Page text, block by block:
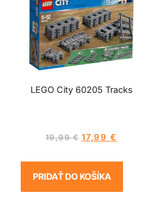
LEGO City 60205 Tracks
19,99€ 17,99 €
PRIDAŤ DO KOŠÍKA